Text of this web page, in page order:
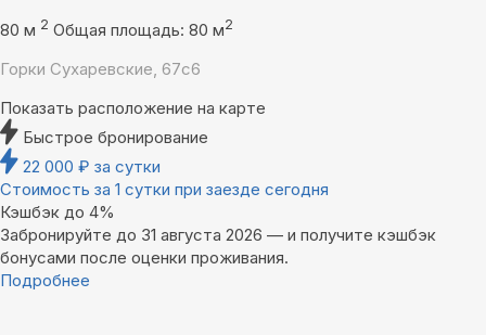
80 м 2 Общая площадь: 80 м2
Горки Сухаревские, 67с6
Показать расположение на карте
Быстрое бронирование
22 000 ₽ за сутки
Стоимость за 1 сутки при заезде сегодня
Кэшбэк до 4%
Забронируйте до 31 августа 2026 — и получите кэшбэк
бонусами после оценки проживания.
Подробнее